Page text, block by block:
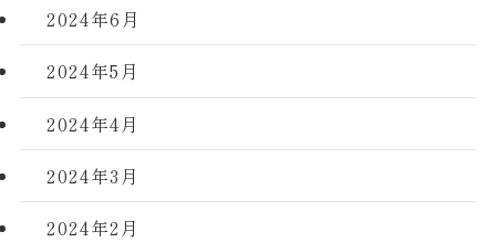
2024年6月
2024年5月
2024年4月
2024年3月
2024年2月